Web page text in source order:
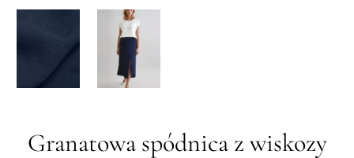
Granatowa spódnica z wiskozy